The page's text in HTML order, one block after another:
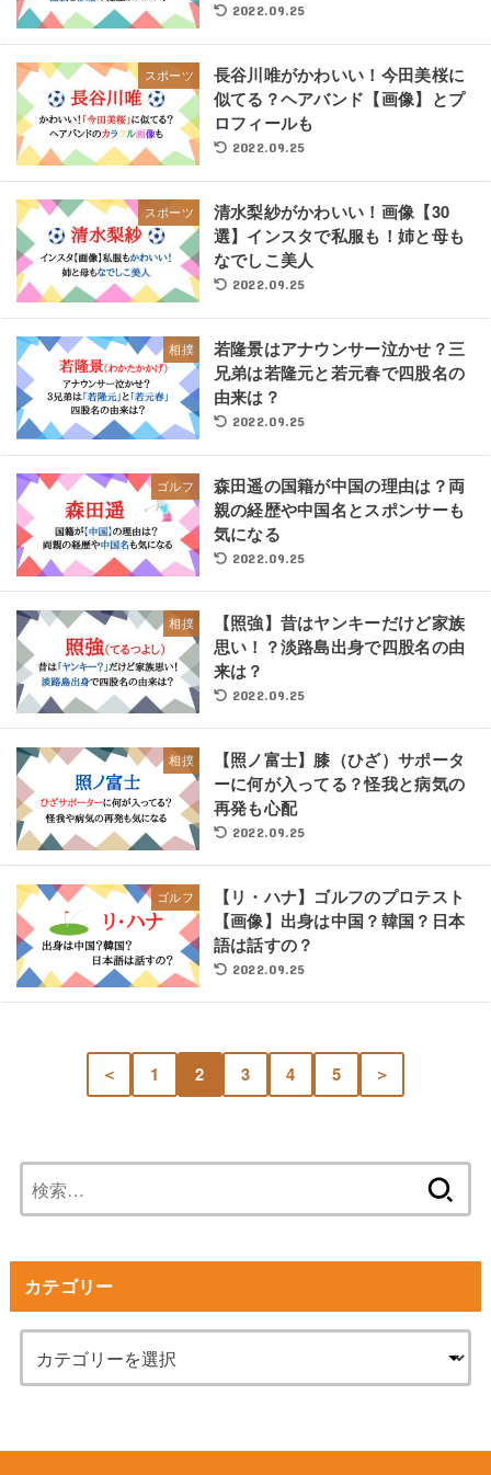
2022.09.25
スポーツ
長谷川唯がかわいい！今田美桜に
似てる？ヘアバンド【画像】とプ
ロフィールも
2022.09.25
スポーツ
清水梨紗がかわいい！画像【30
選】インスタで私服も！姉と母も
なでしこ美人
2022.09.25
相撲
若隆景はアナウンサー泣かせ？三
兄弟は若隆元と若元春で四股名の
由来は？
2022.09.25
ゴルフ
森田遥の国籍が中国の理由は？両
親の経歴や中国名とスポンサーも
気になる
2022.09.25
相撲
【照強】昔はヤンキーだけど家族
思い！？淡路島出身で四股名の由
来は？
2022.09.25
相撲
【照ノ富士】膝（ひざ）サポータ
ーに何が入ってる？怪我と病気の
再発も心配
2022.09.25
ゴルフ
【リ・ハナ】ゴルフのプロテスト
【画像】出身は中国？韓国？日本
語は話すの？
2022.09.25
＜ 1 2 3 4 5 ＞
索:
カテゴリー